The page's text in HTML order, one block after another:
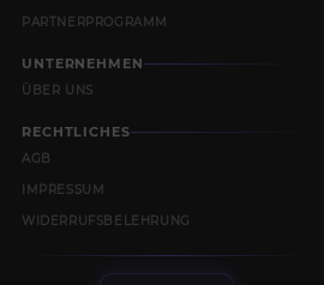
PARTNERPROGRAMM
UNTERNEHMEN
ÜBER UNS
RECHTLICHES
AGB
IMPRESSUM
WIDERRUFSBELEHRUNG